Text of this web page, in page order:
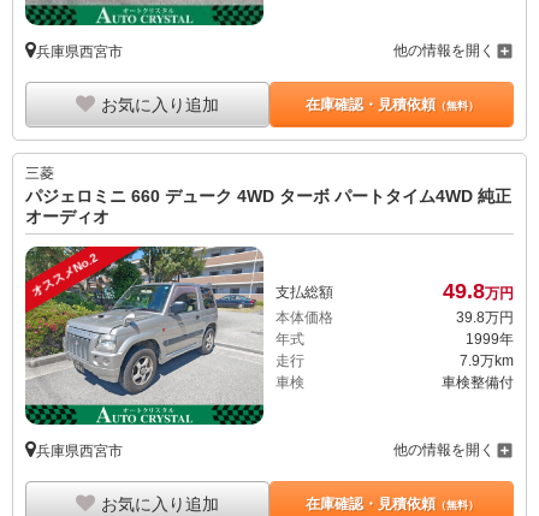
兵庫県西宮市 他の情報を開く
お気に入り追加 在庫確認・見積依頼（無料）
三菱
パジェロミニ 660 デューク 4WD ターボ パートタイム4WD 純正
オーディオ
オススメNo.2 支払総額 49.8万円
本体価格
39. 8万円
年式
1999年
走行
7.9万km
車検
車検整備付
兵庫県西宮市 他の情報を開く
お気に入り追加 在庫確認・見積依頼（無料）